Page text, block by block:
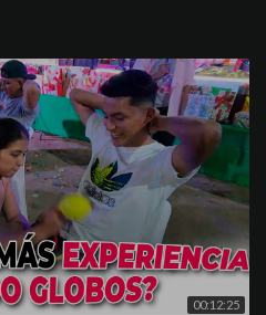
00:12:25